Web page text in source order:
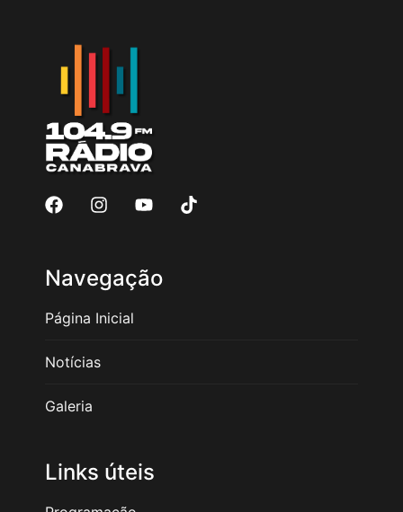
Navegação
Página Inicial
Notícias
Galeria
Links úteis